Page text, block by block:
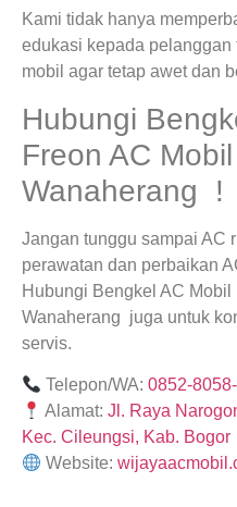
Kami tidak hanya
edukasi kepada pelanggan
mobil agar tetap awet dan
Hubungi
Freon AC
Wanaherang !
Jangan tunggu sampai AC
perawatan dan perbaikan
Hubungi Bengkel AC
Wanaherang juga untuk
servis.
Telepon/WA:0852-
Alamat:Jl. Raya
Kec. Cileungsi, Kab. Bogor
Website: